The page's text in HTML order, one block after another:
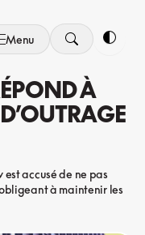
Menu
À
accusé de ne pas
à maintenir les